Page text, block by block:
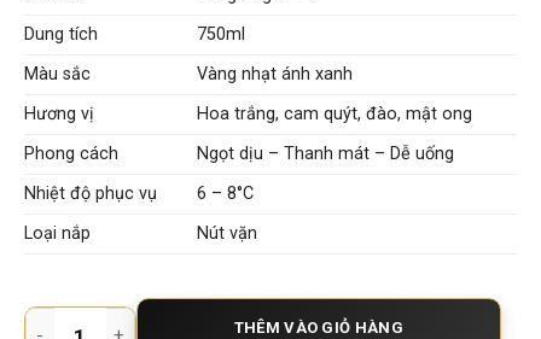
Dung tích
750ml
Màu sắc
Vàng nhạt ánh xanh
Hương vị
Hoa trắng, cam quýt, đào, mật ong
Phong cách
Ngọt dịu – Thanh mát – Dễ uống
Nhiệt độ phục vụ
6 – 8°C
Loại nắp
Nút vặn
Rượu vang trắng Guarini Moscato Dolce – Vang trắng ngọt
THÊM VÀO GIỎ HÀNG